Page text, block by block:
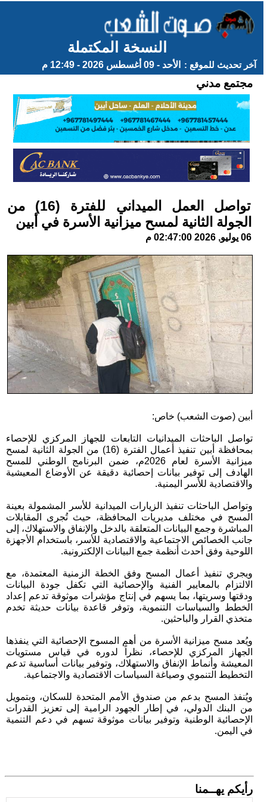
النسخة المكتملة
آخر تحديث للموقع : الأحد - 09 أغسطس 2026 - 12:49 م
مجتمع مدني
تواصل العمل الميداني للفترة (16) من
الجولة الثانية لمسح ميزانية الأسرة في أبين
06 يوليو, 2026 02:47:00 م
أبين (صوت الشعب) خاص:
تواصل الباحثات الميدانيات التابعات للجهاز المركزي للإحصاء
بمحافظة أبين تنفيذ أعمال الفترة (16) من الجولة الثانية لمسح
ميزانية الأسرة لعام 2026م، ضمن البرنامج الوطني للمسح
الهادف إلى توفير بيانات إحصائية دقيقة عن الأوضاع المعيشية
والاقتصادية للأسر اليمنية.
وتواصل الباحثات تنفيذ الزيارات الميدانية للأسر المشمولة بعينة
المسح في مختلف مديريات المحافظة، حيث تُجرى المقابلات
المباشرة وجمع البيانات المتعلقة بالدخل والإنفاق والاستهلاك، إلى
جانب الخصائص الاجتماعية والاقتصادية للأسر، باستخدام الأجهزة
اللوحية وفق أحدث أنظمة جمع البيانات الإلكترونية.
ويجري تنفيذ أعمال المسح وفق الخطة الزمنية المعتمدة، مع
الالتزام بالمعايير الفنية والإحصائية التي تكفل جودة البيانات
ودقتها وسريتها، بما يسهم في إنتاج مؤشرات موثوقة تدعم إعداد
الخطط والسياسات التنموية، وتوفر قاعدة بيانات حديثة تخدم
متخذي القرار والباحثين.
ويُعد مسح ميزانية الأسرة من أهم المسوح الإحصائية التي ينفذها
الجهاز المركزي للإحصاء، نظراً لدوره في قياس مستويات
المعيشة وأنماط الإنفاق والاستهلاك، وتوفير بيانات أساسية تدعم
التخطيط التنموي وصياغة السياسات الاقتصادية والاجتماعية.
ويُنفذ المسح بدعم من صندوق الأمم المتحدة للسكان، وبتمويل
من البنك الدولي، في إطار الجهود الرامية إلى تعزيز القدرات
الإحصائية الوطنية وتوفير بيانات موثوقة تسهم في دعم التنمية
في اليمن.
رأيكم يهــمنا